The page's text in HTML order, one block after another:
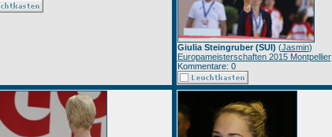
Giulia Steingruber (SUI) (Jasmin)
Europameisterschaften 2015 Montpellier
Kommentare: 0